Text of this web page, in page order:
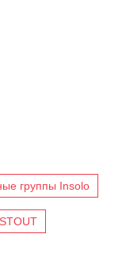
группы Insolo